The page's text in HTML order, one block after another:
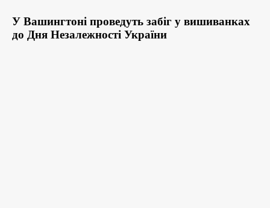
У Вашингтоні проведуть забіг у вишиванках
до Дня Незалежності України